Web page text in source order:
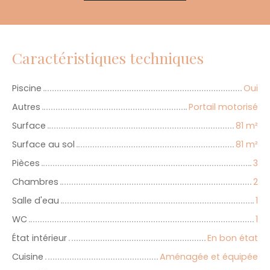
Caractéristiques techniques
Piscine
Oui
Autres
Portail motorisé
Surface
81 m²
Surface au sol
81 m²
Pièces
3
Chambres
2
Salle d'eau
1
WC
1
État intérieur
En bon état
Cuisine
Aménagée et équipée